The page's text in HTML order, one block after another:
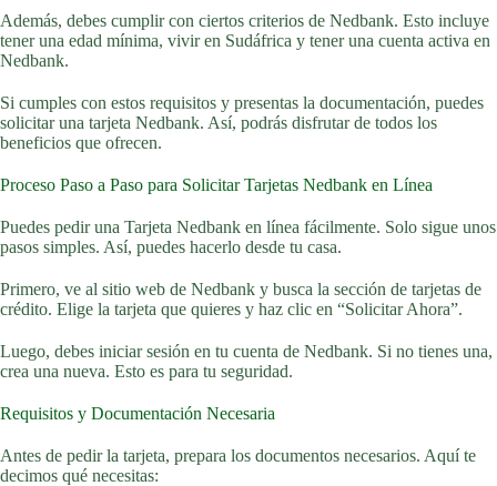
Además, debes cumplir con ciertos criterios de Nedbank. Esto incluye
tener una edad mínima, vivir en Sudáfrica y tener una cuenta activa en
Nedbank.
Si cumples con estos requisitos y presentas la documentación, puedes
solicitar una tarjeta Nedbank. Así, podrás disfrutar de todos los
beneficios que ofrecen.
Proceso Paso a Paso para Solicitar Tarjetas Nedbank en Línea
Puedes pedir una Tarjeta Nedbank en línea fácilmente. Solo sigue unos
pasos simples. Así, puedes hacerlo desde tu casa.
Primero, ve al sitio web de Nedbank y busca la sección de tarjetas de
crédito. Elige la tarjeta que quieres y haz clic en “Solicitar Ahora”.
Luego, debes iniciar sesión en tu cuenta de Nedbank. Si no tienes una,
crea una nueva. Esto es para tu seguridad.
Requisitos y Documentación Necesaria
Antes de pedir la tarjeta, prepara los documentos necesarios. Aquí te
decimos qué necesitas: